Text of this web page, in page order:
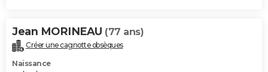
Jean MORINEAU (77 ans)
Créer une cagnotte obsèques
Naissance